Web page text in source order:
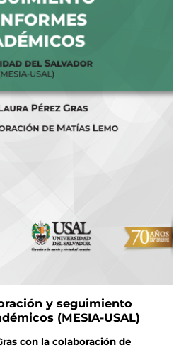
y seguimiento
(MESIA-USAL)
con la colaboración de